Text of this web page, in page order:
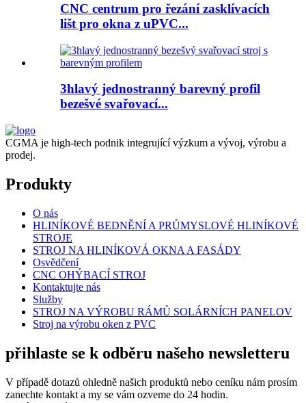
CNC centrum pro řezání zasklívacích
lišt pro okna z uPVC...
3hlavý jednostranný barevný profil
bezešvé svařovací...
CGMA je high-tech podnik integrující výzkum a vývoj, výrobu a
prodej.
Produkty
O nás
HLINÍKOVÉ BEDNĚNÍ A PRŮMYSLOVÉ HLINÍKOVÉ
STROJE
STROJ NA HLINÍKOVÁ OKNA A FASÁDY
Osvědčení
CNC OHÝBACÍ STROJ
Kontaktujte nás
Služby
STROJ NA VÝROBU RÁMŮ SOLÁRNÍCH PANELOV
Stroj na výrobu oken z PVC
přihlaste se k odběru našeho newsletteru
V případě dotazů ohledně našich produktů nebo ceníku nám prosím
zanechte kontakt a my se vám ozveme do 24 hodin.